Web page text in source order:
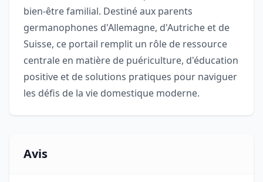
bien-être familial. Destiné aux parents
germanophones d'Allemagne, d'Autriche et de
Suisse, ce portail remplit un rôle de ressource
centrale en matière de puériculture, d'éducation
positive et de solutions pratiques pour naviguer
les défis de la vie domestique moderne.
Avis